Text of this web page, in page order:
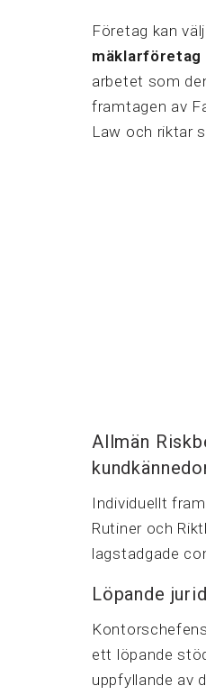
Företag kan
mäklarföretag
arbetet som
framtagen av
Law och riktar
Allmän
Individuellt
Rutiner och
lagstadgade
Löpande
ett löpande
uppfyllande av